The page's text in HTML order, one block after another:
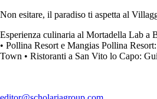
Non esitare, il paradiso ti aspetta al
Esperienza culinaria al Mortadella Lab a
• Pollina Resort e Mangias Pollina
Town • Ristoranti a San Vito lo Capo: